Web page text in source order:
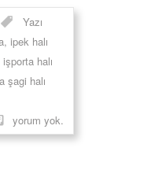
Yazı
, ipek halı
işporta halı
şagi halı
yorum yok.